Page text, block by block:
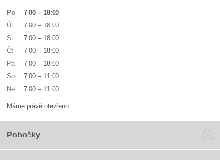
Po 7:00 – 18:00
Út
7:00 – 18:00
St
7:00 – 18:00
Čt
7:00 – 18:00
Pá
7:00 – 18:00
So
7:00 – 11:00
Ne
7:00 – 11:00
Máme právě otevřeno
Pobočky